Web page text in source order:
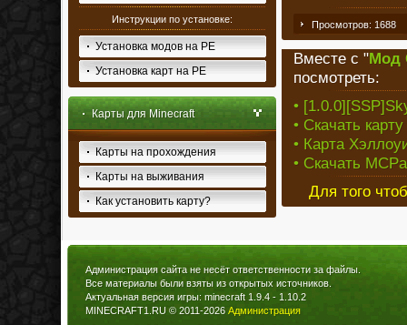
Инструкции по установке:
Установка модов на PE
Установка карт на PE
Карты для Minecraft
Карты на прохождения
Карты на выживания
Как установить карту?
Просмотров: 1688
Вместе с "Мод
посмотреть:
•
• Скачать
• Карта
• Скачать
Для того
Администрация сайта не несёт ответственности за файлы.
Все материалы были взяты из открытых источников.
Актуальная версия игры: minecraft 1.9.4 - 1.10.2
MINECRAFT1.RU © 2011-2026 Администрация